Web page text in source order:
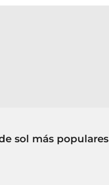
sol más populares